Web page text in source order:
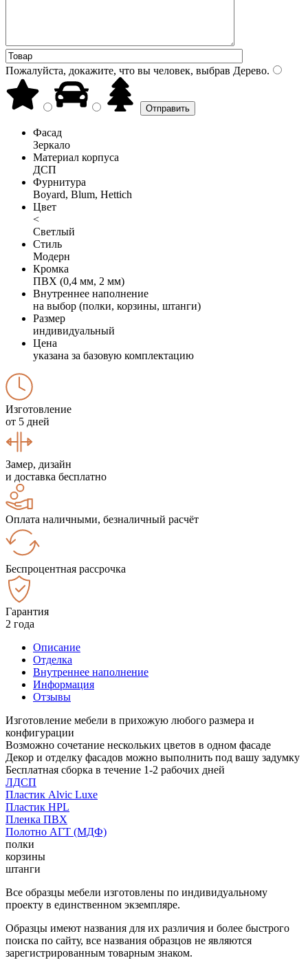
Пожалуйста, докажите, что вы человек, выбрав Дерево.
Фасад
Зеркало
Материал корпуса
ДСП
Фурнитура
Boyard, Blum, Hettich
Цвет
<
Светлый
Стиль
Модерн
Кромка
ПВХ (0,4 мм, 2 мм)
Внутреннее наполнение
на выбор (полки, корзины, штанги)
Размер
индивидуальный
Цена
указана за базовую комплектацию
Изготовление
от 5 дней
Замер, дизайн
и доставка бесплатно
Оплата наличными, безналичный расчёт
Беспроцентная рассрочка
Гарантия
2 года
Описание
Отделка
Внутреннее наполнение
Информация
Отзывы
Изготовление мебели в прихожую любого размера и
конфигурации
Возможно сочетание нескольких цветов в одном фасаде
Декор и отделку фасадов можно выполнить под вашу задумку
Бесплатная сборка в течение 1-2 рабочих дней
ЛДСП
Пластик Alvic Luxe
Пластик HPL
Пленка ПВХ
Полотно АГТ (МДФ)
полки
корзины
штанги
Все образцы мебели изготовлены по индивидуальному
проекту в единственном экземпляре.
Образцы имеют названия для их различия и более быстрого
поиска по сайту, все названия образцов не являются
зарегистрированным товарным знаком.